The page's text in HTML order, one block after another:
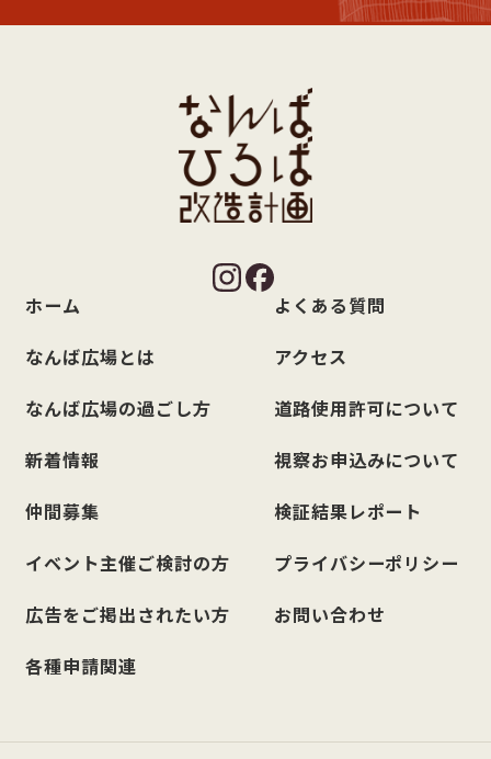
ホーム
なんば広場とは
なんば広場の過ごし方
新着情報
仲間募集
イベント主催ご検討の方
広告をご掲出されたい方
各種申請関連
よくある質問
アクセス
道路使用許可について
視察お申込みについて
検証結果レポート
プライバシーポリシー
お問い合わせ